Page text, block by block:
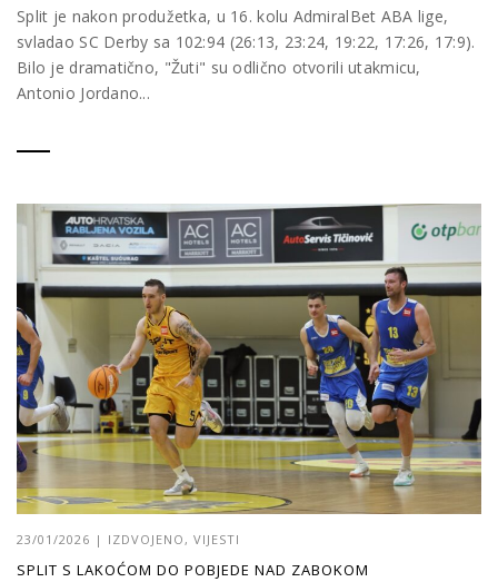
Split je nakon produžetka, u 16. kolu AdmiralBet ABA lige,
svladao SC Derby sa 102:94 (26:13, 23:24, 19:22, 17:26, 17:9).
Bilo je dramatično, "Žuti" su odlično otvorili utakmicu,
Antonio Jordano...
23/01/2026 | IZDVOJENO, VIJESTI
SPLIT S LAKOĆOM DO POBJEDE NAD ZABOKOM